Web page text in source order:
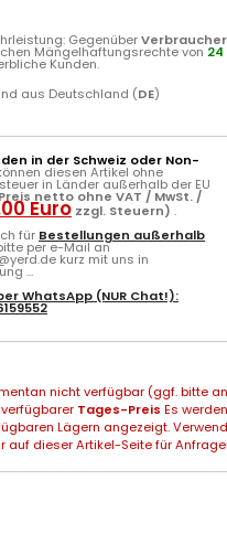
Gegenüber
Mängelhaftungsrechte von
Kunden.
aus Deutschland (DE)
in der Schweiz oder Non-
diesen Artikel ohne
in Länder außerhalb der EU
netto ohne VAT / MwSt. /
Euro zzgl. Steuern) .
für Bestellungen außerhalb
per e-Mail an
kurz mit uns in
...
WhatsApp (NUR Chat!):
nicht verfügbar (ggf. bitte
Tages-Preis Es
Lägern angezeigt.
auf dieser Artikel-Seite für